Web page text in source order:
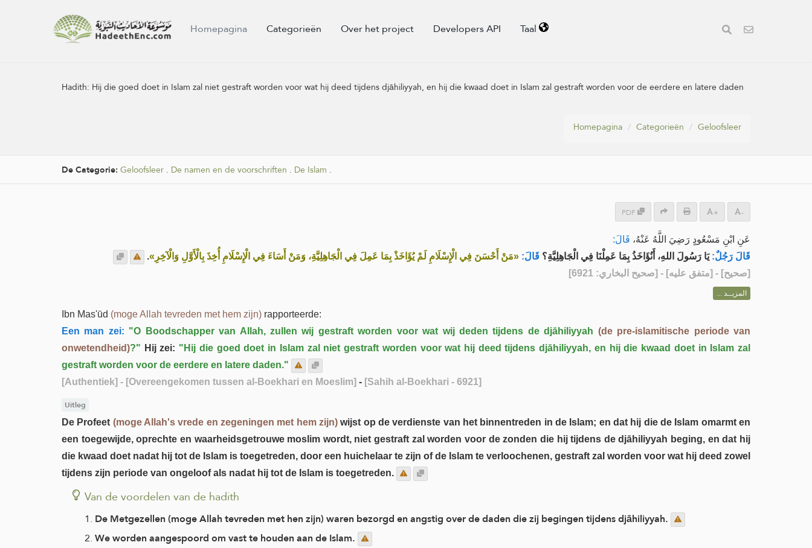
Homepagina Categorieën Over het project Developers API Taal
Hadith: Hij die goed doet in Islam zal niet gestraft worden voor wat hij deed tijdens djāhiliyyah, en hij die kwaad doet in Islam zal gestraft worden voor de eerdere en latere daden
Homepagina Categorieën Geloofsleer
De Categorie: Geloofsleer . De namen en de voorschriften . De Islam .
PDF + -
عَنِ ابْنِ مَسْعُودٍ رَضِيَ اللَّهُ عَنْهُ، قَالَ:
قَالَ رَجُلٌ: يَا رَسُولَ اللهِ، أَنُؤَاخَذُ بِمَا عَمِلْنَا فِي الْجَاهِلِيَّةِ؟ قَالَ: «مَنْ أَحْسَنَ فِي الْإِسْلَامِ لَمْ يُؤَاخَذْ بِمَا عَمِلَ فِي الْجَاهِلِيَّةِ، وَمَنْ أَسَاءَ فِي الْإِسْلَامِ أُخِذَ بِالْأَوَّلِ وَالْآخِرِ».
[صحيح] - [متفق عليه] - [صحيح البخاري: 6921]
المزيــد ...
Ibn Mas'ūd (moge Allah tevreden met hem zijn) rapporteerde:
Een man zei: "O Boodschapper van Allah, zullen wij gestraft worden voor wat wij deden tijdens de djāhiliyyah (de pre-islamitische periode van
onwetendheid)?" Hij zei: "Hij die goed doet in Islam zal niet gestraft worden voor wat hij deed tijdens djāhiliyyah, en hij die kwaad doet in Islam zal
gestraft worden voor de eerdere en latere daden."
[Authentiek] - [Overeengekomen tussen al-Boekhari en Moeslim] - [Sahih al-Boekhari - 6921]
Uitleg
De Profeet (moge Allah's vrede en zegeningen met hem zijn) wijst op de verdienste van het binnentreden in de Islam; en dat hij die de Islam omarmt en
een toegewijde, oprechte en waarheidsgetrouwe moslim wordt, niet gestraft zal worden voor de zonden die hij tijdens de djāhiliyyah beging, en dat hij
die kwaad doet nadat hij tot de Islam is toegetreden, door een huichelaar te zijn of de Islam te verloochenen, gestraft zal worden voor wat hij deed zowel
tijdens zijn periode van ongeloof als nadat hij tot de Islam is toegetreden.
Van de voordelen van de hadith
De Metgezellen (moge Allah tevreden met hen zijn) waren bezorgd en angstig over de daden die zij begingen tijdens djāhiliyyah.
We worden aangespoord om vast te houden aan de Islam.